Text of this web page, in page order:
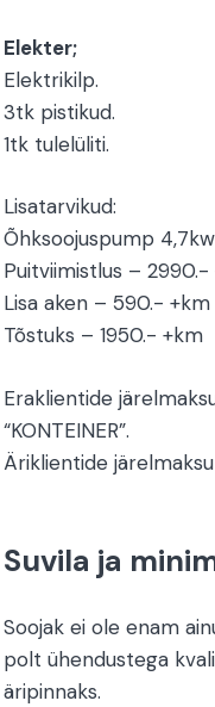
Elekter;
Elektrikilp.
3tk pistikud.
1tk tulelüliti.
Lisatarvikud:
Õhksoojuspump
Puitviimistlus – 2990.-
Lisa aken – 590.- +km
Tõstuks – 1950.- +km
Eraklientide
“KONTEINER”.
Äriklientide
Suvila ja
Soojak ei ole enam
polt ühendustega
äripinnaks.